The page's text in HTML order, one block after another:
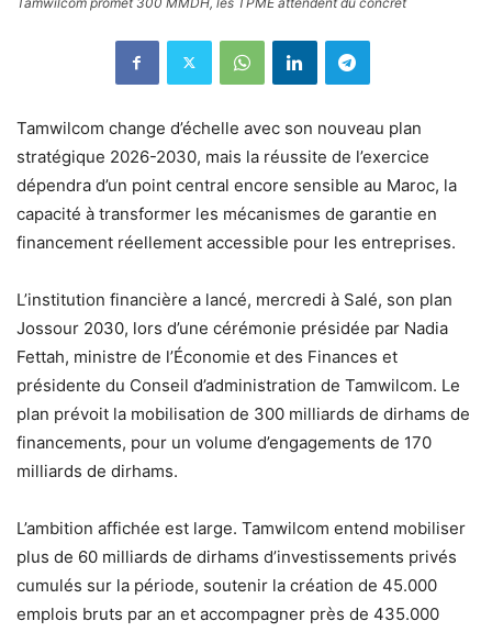
Tamwilcom change d’échelle avec son nouveau plan
stratégique 2026-2030, mais la réussite de l’exercice
dépendra d’un point central encore sensible au Maroc, la
capacité à transformer les mécanismes de garantie en
financement réellement accessible pour les entreprises.
L’institution financière a lancé, mercredi à Salé, son plan
Jossour 2030, lors d’une cérémonie présidée par Nadia
Fettah, ministre de l’Économie et des Finances et
présidente du Conseil d’administration de Tamwilcom. Le
plan prévoit la mobilisation de 300 milliards de dirhams de
financements, pour un volume d’engagements de 170
milliards de dirhams.
L’ambition affichée est large. Tamwilcom entend mobiliser
plus de 60 milliards de dirhams d’investissements privés
cumulés sur la période, soutenir la création de 45.000
emplois bruts par an et accompagner près de 435.000